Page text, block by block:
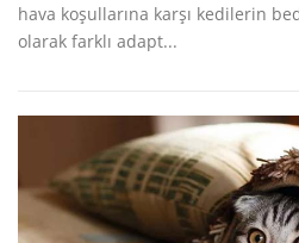
hava koşullarına karşı kedilerin
olarak farklı adapt...